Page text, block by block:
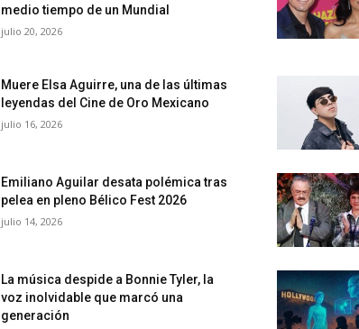
medio tiempo de un Mundial
julio 20, 2026
Muere Elsa Aguirre, una de las últimas
leyendas del Cine de Oro Mexicano
julio 16, 2026
Emiliano Aguilar desata polémica tras
pelea en pleno Bélico Fest 2026
julio 14, 2026
La música despide a Bonnie Tyler, la
voz inolvidable que marcó una
generación